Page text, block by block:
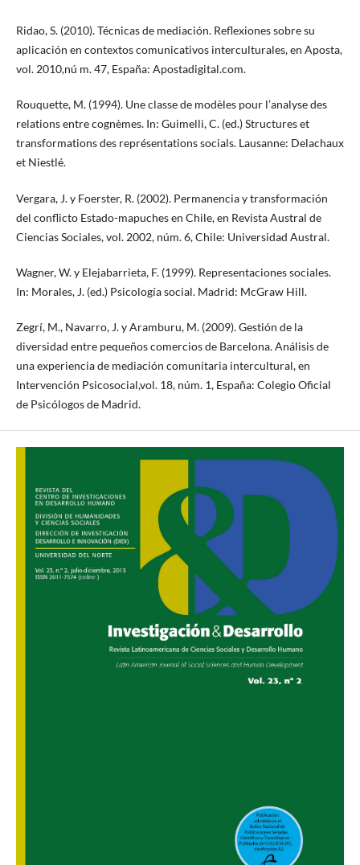
Ridao, S. (2010). Técnicas de mediación. Reflexiones sobre su
aplicación en contextos comunicativos interculturales, en Aposta,
vol. 2010,nú m. 47, España: Apostadigital.com.
Rouquette, M. (1994). Une classe de modèles pour l’analyse des
relations entre cognèmes. In: Guimelli, C. (ed.) Structures et
transformations des représentations socials. Lausanne: Delachaux
et Niestlé.
Vergara, J. y Foerster, R. (2002). Permanencia y transformación
del conflicto Estado-mapuches en Chile, en Revista Austral de
Ciencias Sociales, vol. 2002, núm. 6, Chile: Universidad Austral.
Wagner, W. y Elejabarrieta, F. (1999). Representaciones sociales.
In: Morales, J. (ed.) Psicología social. Madrid: McGraw Hill.
Zegrí, M., Navarro, J. y Aramburu, M. (2009). Gestión de la
diversidad entre pequeños comercios de Barcelona. Análisis de
una experiencia de mediación comunitaria intercultural, en
Intervención Psicosocial,vol. 18, núm. 1, España: Colegio Oficial
de Psicólogos de Madrid.